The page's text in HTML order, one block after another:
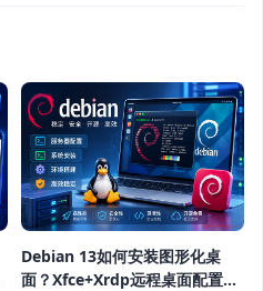
Debian 13如何安装图形化桌
面？Xfce+Xrdp远程桌面配置教